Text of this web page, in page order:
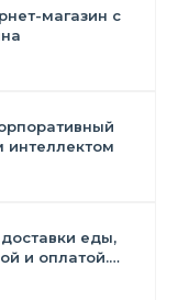
магазин с
интеллектом
еды,
и оплатой.